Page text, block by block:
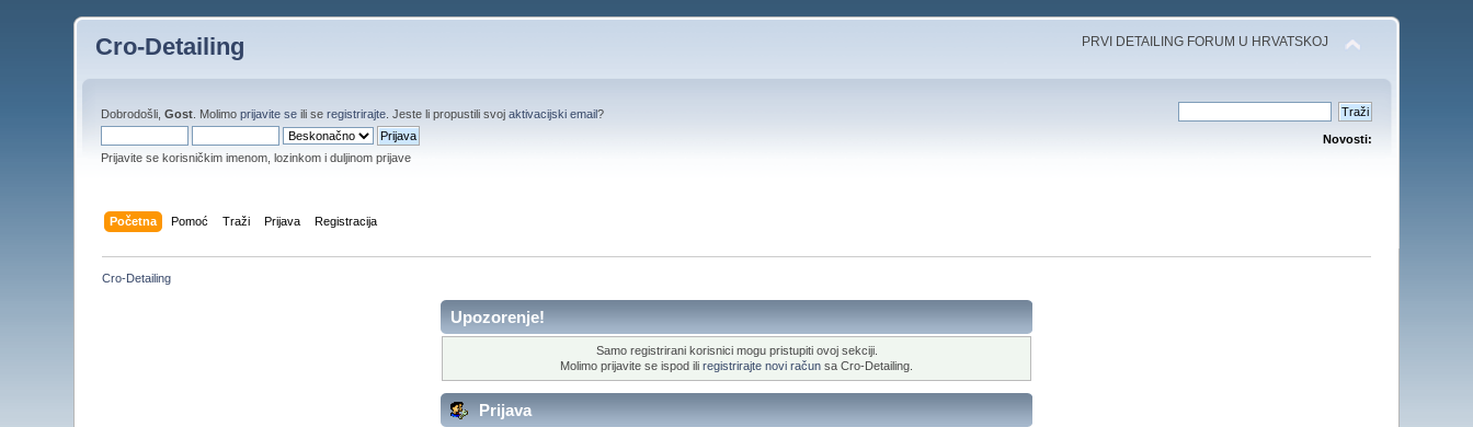
Cro-Detailing PRVI DETAILING FORUM U HRVATSKOJ
Dobrodošli,Gost . Molimoprijavite se ili seregistrirajte . Jeste li propustili svojaktivacijski email?
Prijavite se korisničkim imenom, lozinkom i duljinom prijave
Novosti:
Početna Pomoć Traži Prijava Registracija
Cro-Detailing
Upozorenje!
Samo registrirani korisnici mogu pristupiti ovoj sekciji.
Molimo prijavite se ispod ili registrirajte novi račun sa Cro-Detailing.
Prijava